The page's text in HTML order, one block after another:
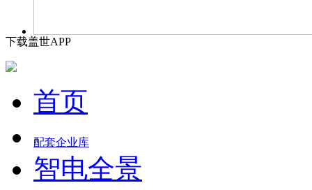
下载盖世APP
首页
配套企业库
智电全景